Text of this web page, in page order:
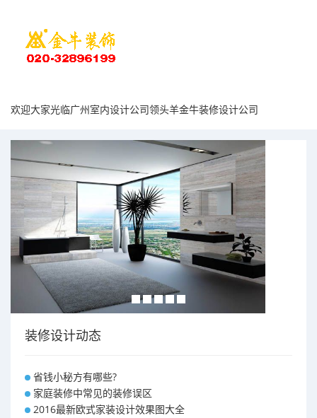
欢迎大家光临广州室内设计公司领头羊金牛装修设计公司
装修设计动态
省钱小秘方有哪些?
家庭装修中常见的装修误区
2016最新欧式家装设计效果图大全